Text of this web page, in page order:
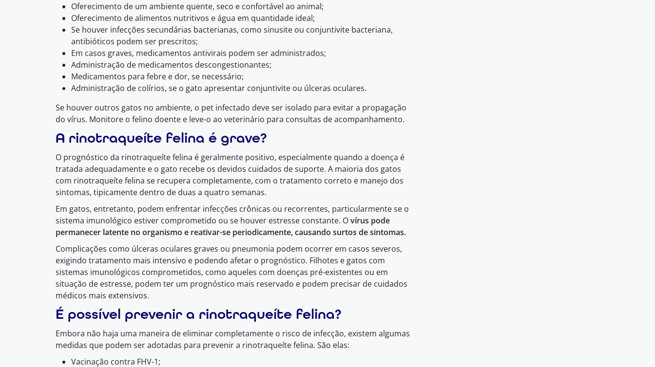
Oferecimento de um ambiente quente, seco e confortável ao animal;
Oferecimento de alimentos nutritivos e água em quantidade ideal;
Se houver infecções secundárias bacterianas, como sinusite ou conjuntivite bacteriana,
antibióticos podem ser prescritos;
Em casos graves, medicamentos antivirais podem ser administrados;
Administração de medicamentos descongestionantes;
Medicamentos para febre e dor, se necessário;
Administração de colírios, se o gato apresentar conjuntivite ou úlceras oculares.
Se houver outros gatos no ambiente, o pet infectado deve ser isolado para evitar a propagação
do vírus. Monitore o felino doente e leve-o ao veterinário para consultas de acompanhamento.
A rinotraqueíte felina é grave?
O prognóstico da rinotraqueíte felina é geralmente positivo, especialmente quando a doença é
tratada adequadamente e o gato recebe os devidos cuidados de suporte. A maioria dos gatos
com rinotraqueíte felina se recupera completamente, com o tratamento correto e manejo dos
sintomas, tipicamente dentro de duas a quatro semanas.
Em gatos, entretanto, podem enfrentar infecções crônicas ou recorrentes, particularmente se o
sistema imunológico estiver comprometido ou se houver estresse constante. Ovírus pode
permanecer latente no organismo e reativar-se periodicamente, causando surtos de sintomas.
Complicações como úlceras oculares graves ou pneumonia podem ocorrer em casos severos,
exigindo tratamento mais intensivo e podendo afetar o prognóstico. Filhotes e gatos com
sistemas imunológicos comprometidos, como aqueles com doenças pré-existentes ou em
situação de estresse, podem ter um prognóstico mais reservado e podem precisar de cuidados
médicos mais extensivos.
É possível prevenir a rinotraqueíte felina?
Embora não haja uma maneira de eliminar completamente o risco de infecção, existem algumas
medidas que podem ser adotadas para prevenir a rinotraqueíte felina. São elas:
Vacinação contra FHV-1;